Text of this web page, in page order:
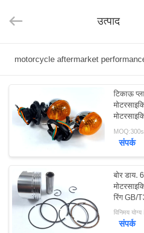
उत्पादों
वीडियो
बारे
कारखाना
भ्रमण
Export
Reserved.
उत्पाद
motorcycle aftermarket
टिकाऊ
उपकरण
संपर्क
बोर डाय.
रिंग GB/
विनिमय
संपर्क